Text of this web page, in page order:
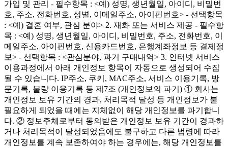
가입 및 관리 - 필수항목 : <예) 성명, 생년월일, 아이디, 비밀번
호, 주소, 전화번호, 성별, 이메일주소, 아이핀번호> - 선택항목
: <예) 결혼 여부, 관심 분야> 2. 재화 또는 서비스 제공 - 필수항
목 : <예) 성명, 생년월일, 아이디, 비밀번호, 주소, 전화번호, 이
메일주소, 아이핀번호, 신용카드번호, 은행계좌정보 등 결제정
보> - 선택항목 : <관심분야, 과거 구매내역> 3. 인터넷 서비스
이용과정에서 아래 개인정보 항목이 자동으로 생성되어 수집
될 수 있습니다. IP주소, 쿠키, MAC주소, 서비스 이용기록, 방
문기록, 불량 이용기록 등 제7조 (개인정보의 파기) ① 회사는
개인정보 보유 기간의 경과, 처리목적 달성 등 개인정보가 불
필요하게 되었을 때에는 지체없이 해당 개인정보를 파기합니
다. ② 정보주체로부터 동의받은 개인정보 보유 기간이 경과하
거나 처리목적이 달성되었음에도 불구하고 다른 법령에 따라
개인정보를 계속 보존하여야 하는 경우에는, 해당 개인정보를